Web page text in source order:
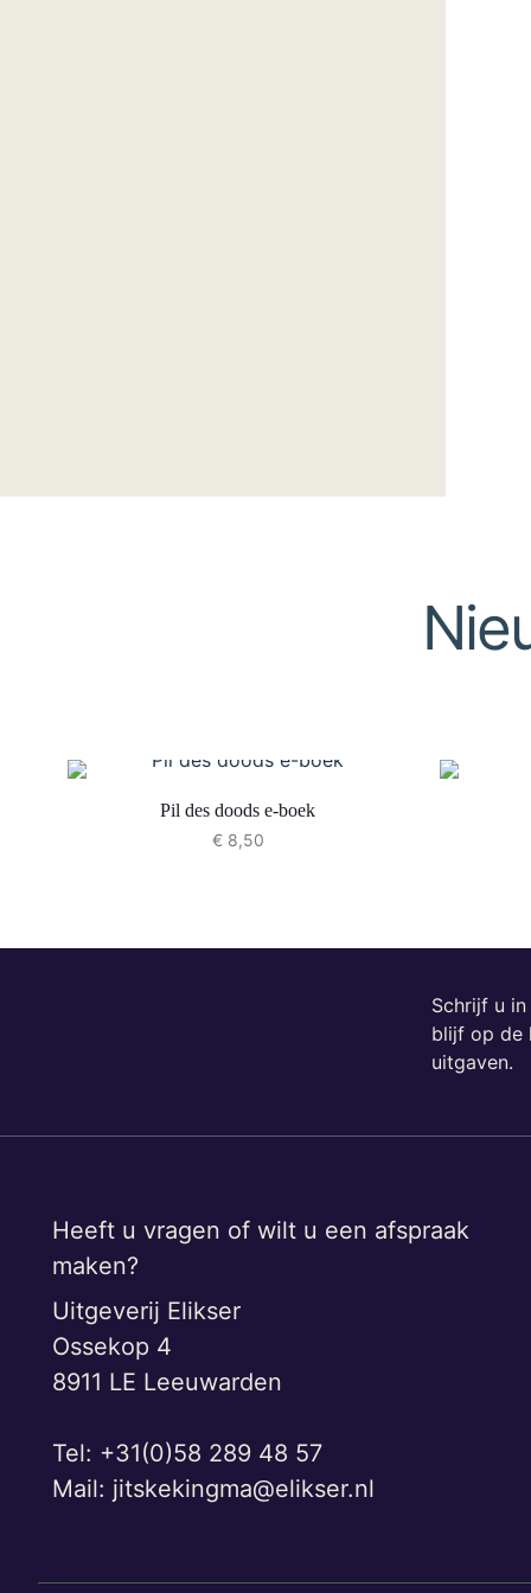
Pil des doods e-boek
€8,50
Schrijf u
blijf op de
uitgaven.
Heeft u vragen of wilt u een afspraak
maken?
Uitgeverij Elikser
Ossekop 4
8911 LE Leeuwarden
Tel: +31(0)58 289 48 57
Mail: jitskekingma@elikser.nl